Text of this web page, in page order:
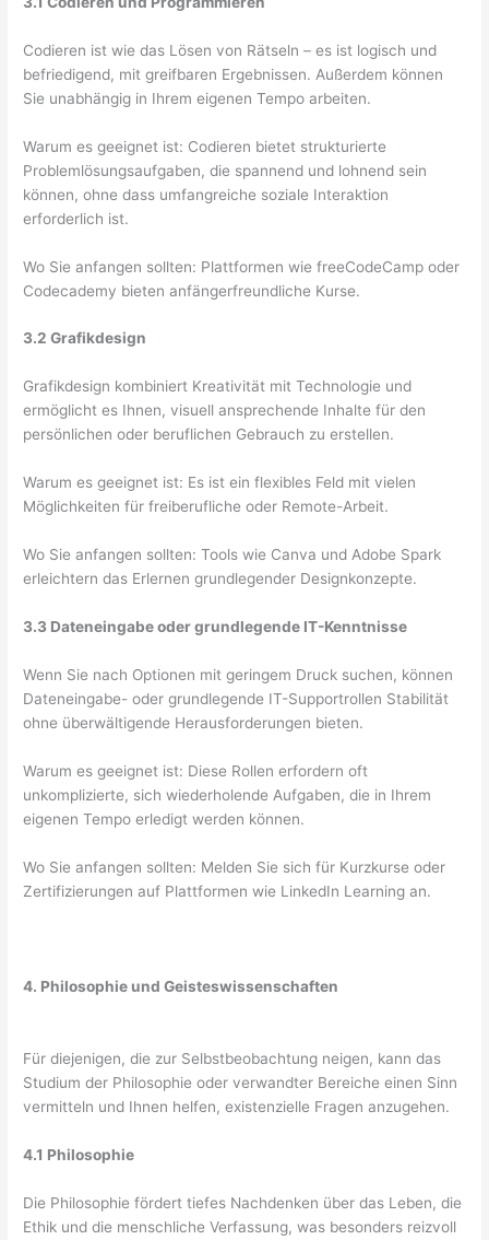
Codieren ist wie das Lösen von Rätseln – es ist logisch und
befriedigend, mit greifbaren Ergebnissen. Außerdem können
Sie unabhängig in Ihrem eigenen Tempo arbeiten.
Warum es geeignet ist: Codieren bietet strukturierte
Problemlösungsaufgaben, die spannend und lohnend sein
können, ohne dass umfangreiche soziale Interaktion
erforderlich ist.
Wo Sie anfangen sollten: Plattformen wie freeCodeCamp oder
Codecademy bieten anfängerfreundliche Kurse.
3.2 Grafikdesign
Grafikdesign kombiniert Kreativität mit Technologie und
ermöglicht es Ihnen, visuell ansprechende Inhalte für den
persönlichen oder beruflichen Gebrauch zu erstellen.
Warum es geeignet ist: Es ist ein flexibles Feld mit vielen
Möglichkeiten für freiberufliche oder Remote-Arbeit.
Wo Sie anfangen sollten: Tools wie Canva und Adobe Spark
erleichtern das Erlernen grundlegender Designkonzepte.
3.3 Dateneingabe oder grundlegende IT-Kenntnisse
Wenn Sie nach Optionen mit geringem Druck suchen, können
Dateneingabe- oder grundlegende IT-Supportrollen Stabilität
ohne überwältigende Herausforderungen bieten.
Warum es geeignet ist: Diese Rollen erfordern oft
unkomplizierte, sich wiederholende Aufgaben, die in Ihrem
eigenen Tempo erledigt werden können.
Wo Sie anfangen sollten: Melden Sie sich für Kurzkurse oder
Zertifizierungen auf Plattformen wie LinkedIn Learning an.
4. Philosophie und Geisteswissenschaften
Für diejenigen, die zur Selbstbeobachtung neigen, kann das
Studium der Philosophie oder verwandter Bereiche einen Sinn
vermitteln und Ihnen helfen, existenzielle Fragen anzugehen.
4.1 Philosophie
Die Philosophie fördert tiefes Nachdenken über das Leben, die
Ethik und die menschliche Verfassung, was besonders reizvoll